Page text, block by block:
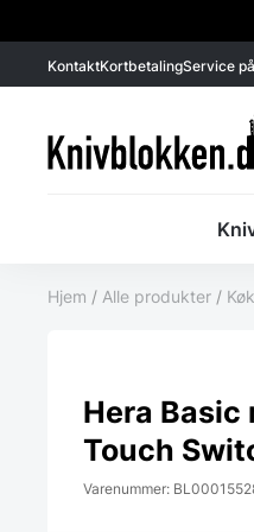
KontaktKortbetalingService
Hjem / Alle produkter /
Hera Basic
Touch
Varenummer: